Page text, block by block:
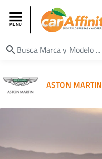
search
ASTON MARTIN